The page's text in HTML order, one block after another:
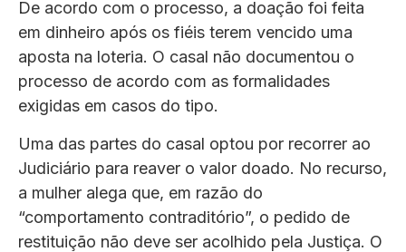
De acordo com o processo, a doação foi feita
em dinheiro após os fiéis terem vencido uma
aposta na loteria. O casal não documentou o
processo de acordo com as formalidades
exigidas em casos do tipo.
Uma das partes do casal optou por recorrer ao
Judiciário para reaver o valor doado. No recurso,
a mulher alega que, em razão do
“comportamento contraditório”, o pedido de
restituição não deve ser acolhido pela Justiça. O